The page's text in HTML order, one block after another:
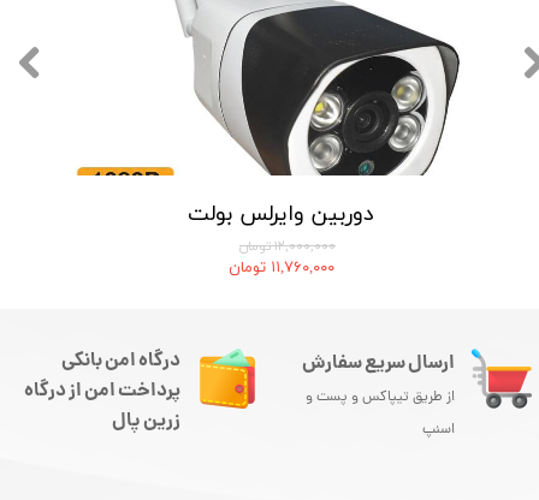
دوربین وایرلس بولت
۱۲,۰۰۰,۰۰۰ تومان
۱۱,۷۶۰,۰۰۰ تومان
ارسال سریع سفارش
از طریق تیپاکس و پست و
اسنپ
درگاه امن بانکی
پرداخت امن از درگاه
زرین پال